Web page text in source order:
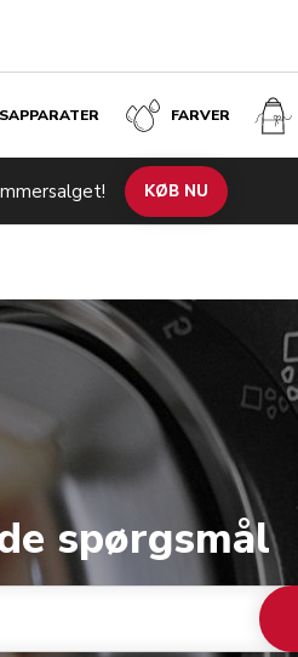
FARVER
KØB NU
spørgsmål